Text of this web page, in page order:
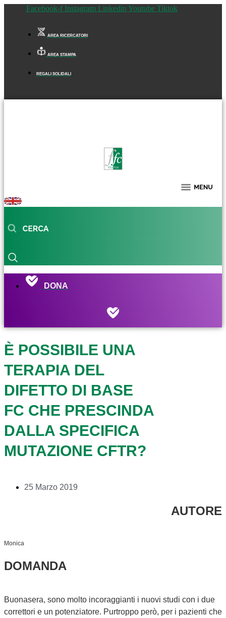
Facebook-f Instagram Linkedin Youtube Tiktok
AREA RICERCATORI
AREA STAMPA
REGALI SOLIDALI
DONA
È POSSIBILE UNA
TERAPIA DEL
DIFETTO DI BASE
FC CHE PRESCINDA
DALLA SPECIFICA
MUTAZIONE CFTR?
25 Marzo 2019
AUTORE
Monica
DOMANDA
Buonasera, sono molto incoraggianti i nuovi studi con i due
correttori e un potenziatore. Purtroppo però, per i pazienti che